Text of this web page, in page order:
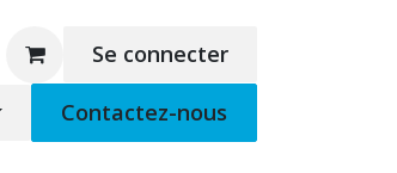
Se connecter
Contactez-nous